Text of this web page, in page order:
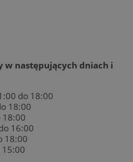
w następujących dniach i
do 18:00
18:00
18:00
16:00
18:00